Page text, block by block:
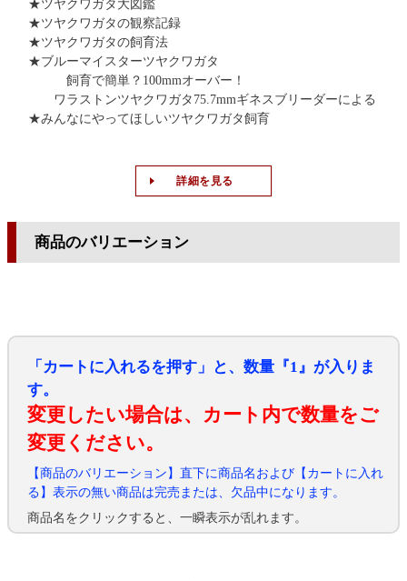
★ツヤクワガタ大図鑑
★ツヤクワガタの観察記録
★ツヤクワガタの飼育法
★ブルーマイスターツヤクワガタ
飼育で簡単？100mmオーバー！
ワラストンツヤクワガタ75.7mmギネスブリーダーによる
★みんなにやってほしいツヤクワガタ飼育
詳細を見る
商品のバリエーション
「カートに入れるを押す」と、数量『1』が入りま
す。
変更したい場合は、カート内で数量をご
変更ください。
【商品のバリエーション】直下に商品名および【カートに入れ
る】表示の無い商品は完売または、欠品中になります。
商品名をクリックすると、一瞬表示が乱れます。